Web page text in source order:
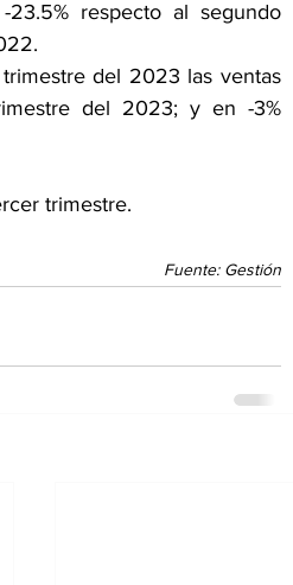
respecto al segundo
del 2023 las ventas
del 2023; y en -3%
trimestre.
Fuente: Gestión